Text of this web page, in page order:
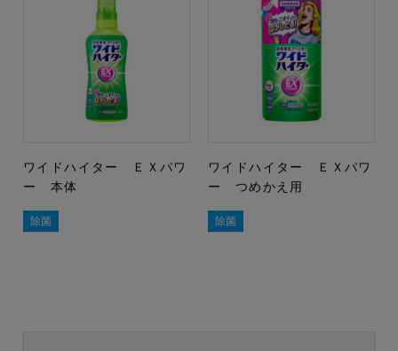
ワイドハイター ＥＸパワ
ー 本体
除菌
ワイドハイター ＥＸパワ
ー つめかえ用
除菌